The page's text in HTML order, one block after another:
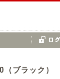
ブラック）